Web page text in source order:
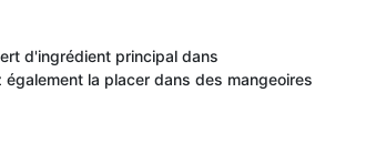
d'ingrédient principal dans
la placer dans des mangeoires